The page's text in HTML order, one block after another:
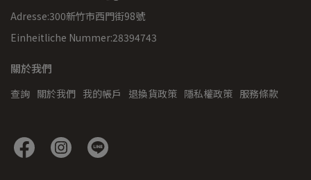
Adresse:300新竹市西門街98號
Einheitliche Nummer:28394743
關於我們
查詢 關於我們 我的帳戶 退換貨政策 隱私權政策 服務條款